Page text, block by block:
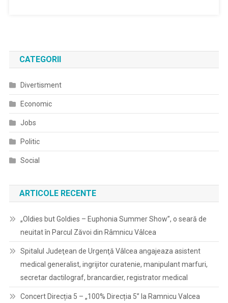
CATEGORII
Divertisment
Economic
Jobs
Politic
Social
ARTICOLE RECENTE
„Oldies but Goldies – Euphonia Summer Show”, o seară de
neuitat în Parcul Zăvoi din Râmnicu Vâlcea
Spitalul Judeţean de Urgenţă Vâlcea angajeaza asistent
medical generalist, ingrijitor curatenie, manipulant marfuri,
secretar dactilograf, brancardier, registrator medical
Concert Direcția 5 – „100% Direcția 5” la Ramnicu Valcea